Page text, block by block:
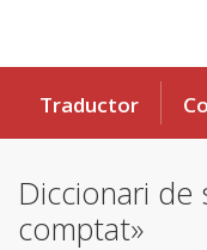
Traductor
Diccionari de
comptat»